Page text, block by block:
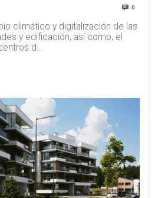
0
climático y digitalización de las
y edificación, así como, el
d...